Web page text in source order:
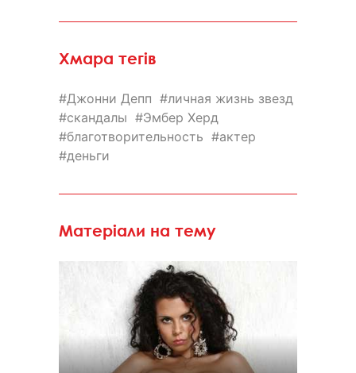
Хмара тегів
Джонни Депп
личная жизнь звезд
скандалы
Эмбер Херд
благотворительность
актер
деньги
Матеріали на тему